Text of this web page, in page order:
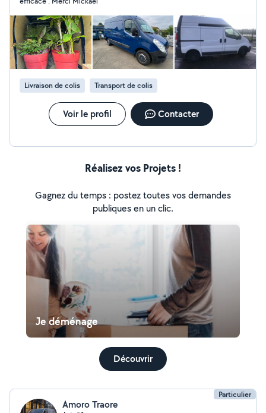
Livraison de colis Transport de colis
Voir le profil Contacter
Réalisez vos Projets !
Gagnez du temps : postez toutes vos demandes
publiques en un clic.
Je déménage
Découvrir
Particulier
Amoro Traore